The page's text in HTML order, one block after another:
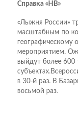
Справка «НВ»
«Лыжня России»
масштабным по
географическому
мероприятием.
выйдут более 600
в 30-й раз. В
восьмой раз.